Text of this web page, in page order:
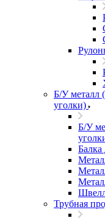
Б/У металл
уголки)
Б/У
Трубная